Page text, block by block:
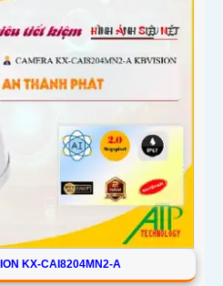
KX-CAI8204MN2-A